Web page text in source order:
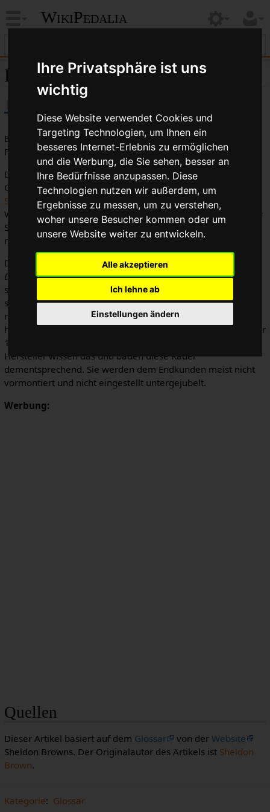
Ihre Privatsphäre ist uns
wichtig
Diese Website verwendet Cookies und
Targeting Technologien, um Ihnen ein
besseres Internet-Erlebnis zu ermöglichen
und die Werbung, die Sie sehen, besser an
Ihre Bedürfnisse anzupassen. Diese
Technologien nutzen wir außerdem, um
Ergebnisse zu messen, um zu verstehen,
woher unsere Besucher kommen oder um
unsere Website weiter zu entwickeln.
Alle akzeptieren
Ich lehne ab
Einstellungen ändern
WikiPedalia
Baumarktrad
Es scheint zwei komplett voneinander getrennte
Fahrradindustrien zu geben.
Die eine Industrie verkauft Fahrräder für den täglichen
Gebrauch, die überFahrrad-Läden , zum Teil über
Shops
oder auch selten in Sportabteilungen großer
Warenhausketten verkauft werden. Fahrräder, die auf dieser
Seite des Marktes verkauft werden, werden vollständig
montiert, eingestellt, getestet und mit Garantie ausgeliefert.
Das Parallelgeschäft nutztBaumärkte,
Discounterfür den Vertrieb. Sie konzentrieren sich auf ein
sehr niedriges Preisniveau und verkaufen drastisch
schlechtere Produkte. Diese Fahrräder sind so billig wie
möglich aus den billigsten Materialien und Komponenten
hergestellt. Das durchschnittliche
wird ungefähr
100 km vom Verkauf bis zur Mülldeponie gefahren. Die
Hersteller wissen das und bauen diese Räder
dementsprechend. Sie werden dem Endkunden meist nicht
vormontiert und nicht eingestellt untergejubelt.
Werbung:
Quellen
Dieser Artikel basiert auf dem Glossar von der Website
Sheldon Browns. Der Originalautor des Artikels ist Sheldon
Brown.
Kategorie: Glossar